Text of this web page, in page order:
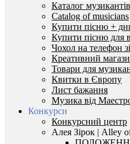
Каталог музикантів
Catalog of musicians
Купити пісню +
Купити пісню для
Чохол на телефон
Креативний
Товари для
Квитки в Європу
Лист бажання
Музика від
Конкурси
Конкурсний центр
Алея Зірок | Alley